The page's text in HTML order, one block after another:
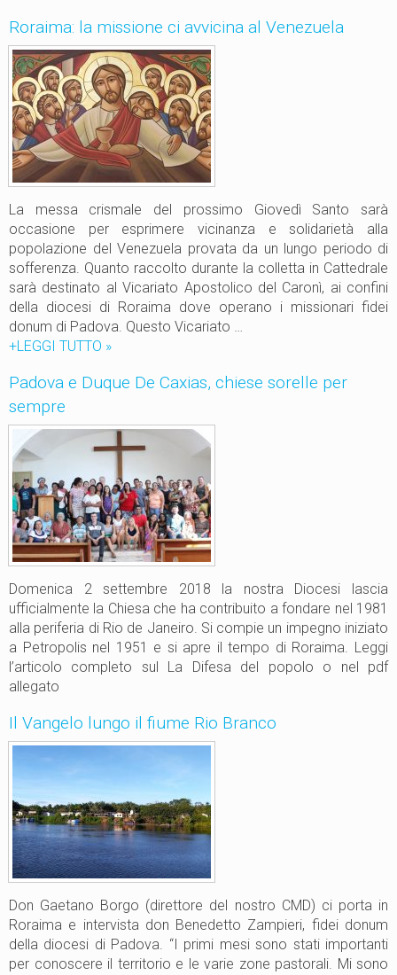
n
r
i
b
e
i
r
h
a
o
v
o
a
s
s
e
t
t
o
n
e
l
a
m
s
e
d
i
R
o
r
i
m
a
i
n
a
s
e
Roraima: la missione ci avvicina al Venezuela
La messa crismale del prossimo Giovedì Santo sarà
occasione per esprimere vicinanza e solidarietà alla
popolazione del Venezuela provata da un lungo periodo di
sofferenza. Quanto raccolto durante la colletta in Cattedrale
sarà destinato al Vicariato Apostolico del Caronì, ai confini
della diocesi di Roraima dove operano i missionari fidei
donum di Padova. Questo Vicariato …
+LEGGI TUTTO R
r
i
m
:
l
a
m
i
s
i
o
n
e
i
i
c
i
n
a
l
V
e
n
»
Padova e Duque De Caxias, chiese sorelle per
sempre
Domenica 2 settembre 2018 la nostra Diocesi lascia
ufficialmente la Chiesa che ha contribuito a fondare nel 1981
alla periferia di Rio de Janeiro. Si compie un impegno iniziato
a Petropolis nel 1951 e si apre il tempo di Roraima. Leggi
l’articolo completo sul La Difesa del popolo o nel pdf
allegato
Il Vangelo lungo il fiume Rio Branco
Don Gaetano Borgo (direttore del nostro CMD) ci porta in
Roraima e intervista don Benedetto Zampieri, fidei donum
della diocesi di Padova. “I primi mesi sono stati importanti
per conoscere il territorio e le varie zone pastorali. Mi sono